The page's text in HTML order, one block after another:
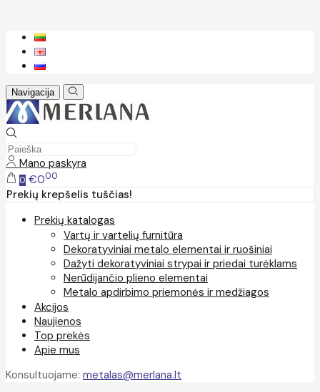
Navigacija
Mano paskyra
0 €000
Prekių krepšelis tuščias!
Prekių katalogas
Vartų ir vartelių furnitūra
Dekoratyviniai metalo elementai ir ruošiniai
Dažyti dekoratyviniai strypai ir priedai turėklams
Nerūdijančio plieno elementai
Metalo apdirbimo priemonės ir medžiagos
Akcijos
Naujienos
Top prekės
Apie mus
Konsultuojame: metalas@merlana.lt